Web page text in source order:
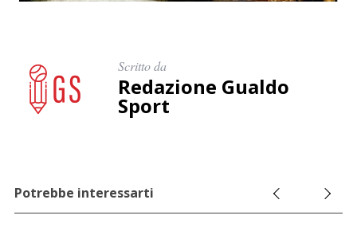
Scritto da
Redazione Gualdo
Sport
Potrebbe interessarti